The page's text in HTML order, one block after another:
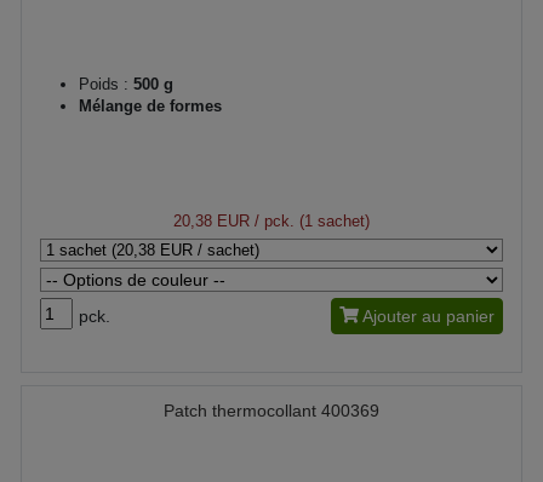
Poids : 500 g
Mélange de formes
20,38 EUR / pck. (1 sachet)
pck. Ajouter au panier
Patch thermocollant 400369